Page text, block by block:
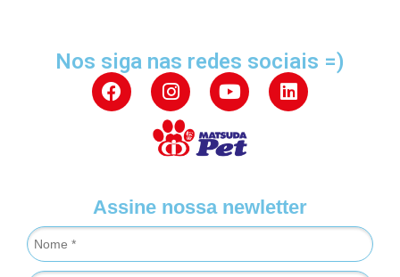
Nos siga nas redes sociais =)
Assine nossa newletter